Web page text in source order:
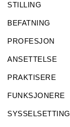
STILLING
BEFATNING
PROFESJON
ANSETTELSE
PRAKTISERE
FUNKSJONERE
SYSSELSETTING